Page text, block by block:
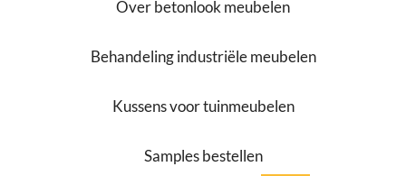
Over betonlook meubelen
Behandeling industriële meubelen
Kussens voor tuinmeubelen
Samples bestellen